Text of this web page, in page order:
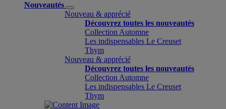
Nouveautés
Nouveau & apprécié
Découvrez toutes les nouveautés
Collection Automne
Les indispensables Le Creuset
Thym
Nouveau & apprécié
Découvrez toutes les nouveautés
Collection Automne
Les indispensables Le Creuset
Thym